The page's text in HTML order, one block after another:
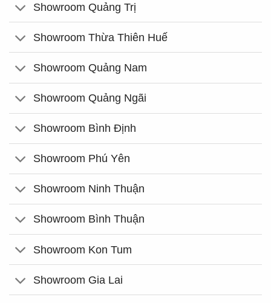
Showroom Quảng Trị
Showroom Thừa Thiên Huế
Showroom Quảng Nam
Showroom Quảng Ngãi
Showroom Bình Định
Showroom Phú Yên
Showroom Ninh Thuận
Showroom Bình Thuận
Showroom Kon Tum
Showroom Gia Lai